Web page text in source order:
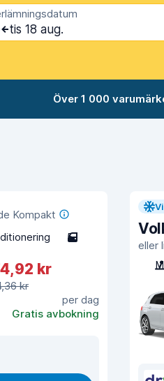
tis 18 aug.
Över 1 000
Kompakt
5
kr
kr
per dag
Gratis avbokning
eller